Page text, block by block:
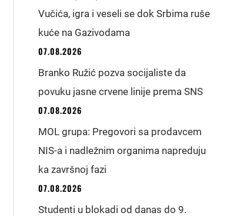
Vučića, igra i veseli se dok Srbima ruše
kuće na Gazivodama
07.08.2026
Branko Ružić pozva socijaliste da
povuku jasne crvene linije prema SNS
07.08.2026
MOL grupa: Pregovori sa prodavcem
NIS-a i nadležnim organima napreduju
ka završnoj fazi
07.08.2026
Studenti u blokadi od danas do 9.